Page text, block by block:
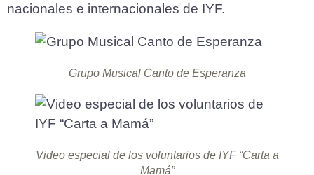
nacionales e internacionales de IYF.
Grupo Musical Canto de Esperanza
Video especial de los voluntarios de IYF “Carta a
Mamá”